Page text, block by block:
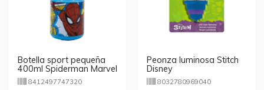
Botella sport pequeña
400ml Spiderman Marvel
8412497747320
Peonza luminosa Stitch
Disney
8032780969040